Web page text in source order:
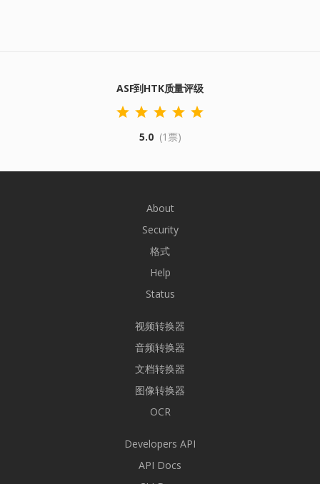
ASF到HTK质量评级
5.0 (1票)
About
Security
格式
Help
Status
视频转换器
音频转换器
文档转换器
图像转换器
OCR
Developers API
API Docs